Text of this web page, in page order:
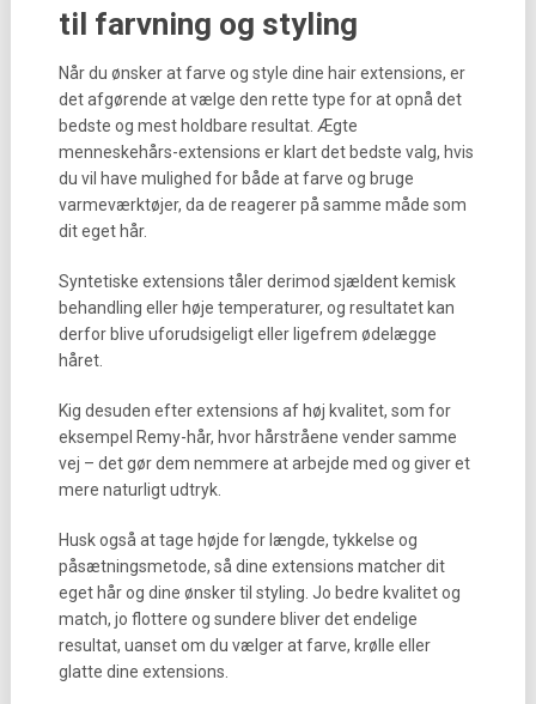
til farvning og styling
Når du ønsker at farve og style dine hair extensions, er
det afgørende at vælge den rette type for at opnå det
bedste og mest holdbare resultat. Ægte
menneskehårs-extensions er klart det bedste valg, hvis
du vil have mulighed for både at farve og bruge
varmeværktøjer, da de reagerer på samme måde som
dit eget hår.
Syntetiske extensions tåler derimod sjældent kemisk
behandling eller høje temperaturer, og resultatet kan
derfor blive uforudsigeligt eller ligefrem ødelægge
håret.
Kig desuden efter extensions af høj kvalitet, som for
eksempel Remy-hår, hvor hårstråene vender samme
vej – det gør dem nemmere at arbejde med og giver et
mere naturligt udtryk.
Husk også at tage højde for længde, tykkelse og
påsætningsmetode, så dine extensions matcher dit
eget hår og dine ønsker til styling. Jo bedre kvalitet og
match, jo flottere og sundere bliver det endelige
resultat, uanset om du vælger at farve, krølle eller
glatte dine extensions.